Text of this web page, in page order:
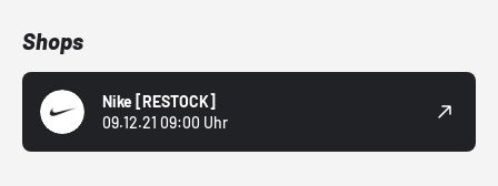
Shops
Nike [RESTOCK]
09.12.21 09:00 Uhr